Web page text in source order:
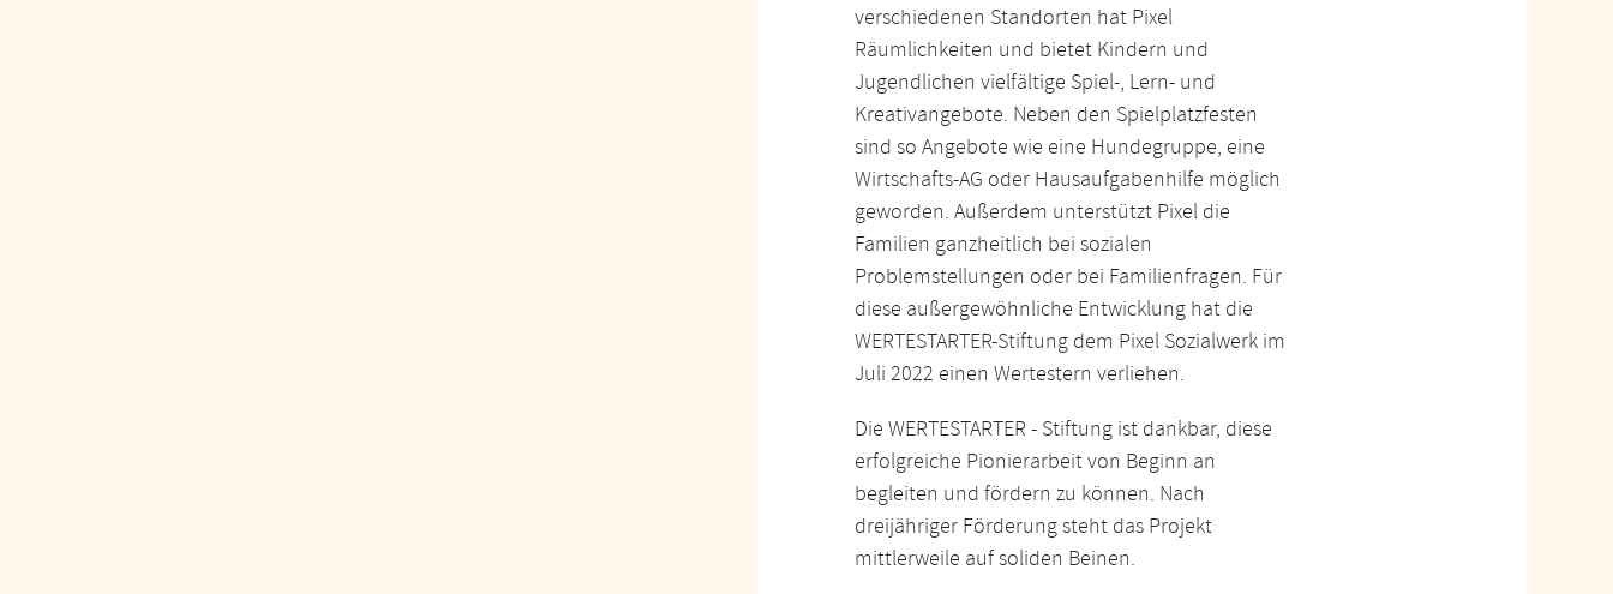
verschiedenen Standorten hat Pixel
Räumlichkeiten und bietet Kindern und
Jugendlichen vielfältige Spiel-, Lern- und
Kreativangebote. Neben den Spielplatzfesten
sind so Angebote wie eine Hundegruppe, eine
Wirtschafts-AG oder Hausaufgabenhilfe möglich
geworden. Außerdem unterstützt Pixel die
Familien ganzheitlich bei sozialen
Problemstellungen oder bei Familienfragen. Für
diese außergewöhnliche Entwicklung hat die
WERTESTARTER-Stiftung dem Pixel Sozialwerk im
Juli 2022 einen Wertestern verliehen.
Die WERTESTARTER - Stiftung ist dankbar, diese
erfolgreiche Pionierarbeit von Beginn an
begleiten und fördern zu können. Nach
dreijähriger Förderung steht das Projekt
mittlerweile auf soliden Beinen.